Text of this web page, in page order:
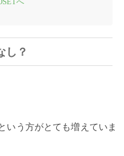
し？
いう方がとても増えていま